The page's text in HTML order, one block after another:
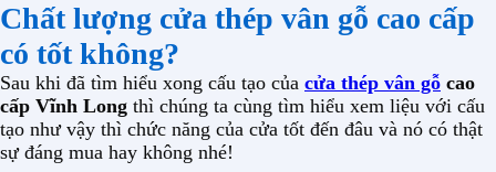
Chất lượng cửa thép vân gỗ cao cấp
có tốt không?
Sau khi đã tìm hiểu xong cấu tạo của cửa thép vân gỗ cao
cấp Vĩnh Long thì chúng ta cùng tìm hiểu xem liệu với cấu
tạo như vậy thì chức năng của cửa tốt đến đâu và nó có thật
sự đáng mua hay không nhé!